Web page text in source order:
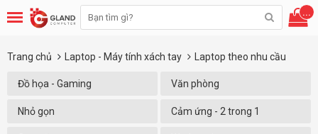
...
Trang chủ Laptop - Máy tính xách tay Laptop theo nhu cầu
Đồ họa - Gaming Văn phòng
Nhỏ gọn Cảm ứng - 2 trong 1